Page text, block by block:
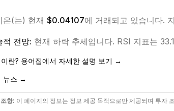
은(는) 현재 $0.04107에 거래되고 있습니다.
적 전망: 현재 하락추세입니다. RSI 지표는
이란? 용어집에서 자세한 설명 보기 →
뉴스 →
항: 이 페이지의 정보는 정보 제공 목적으로만 제공되며 투자